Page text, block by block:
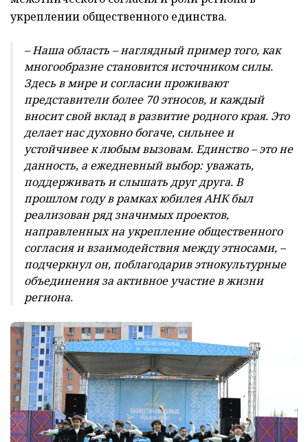
укреплении общественного единства.
– Наша область – наглядный пример того, как
многообразие становится источником силы.
Здесь в мире и согласии проживают
представители более 70 этносов, и каждый
вносит свой вклад в развитие родного края. Это
делает нас духовно богаче, сильнее и
устойчивее к любым вызовам. Единство – это не
данность, а ежедневный выбор: уважать,
поддерживать и слышать друг друга. В
прошлом году в рамках юбилея АНК был
реализован ряд значимых проектов,
направленных на укрепление общественного
согласия и взаимодействия между этносами, –
подчеркнул он, поблагодарив этнокультурные
объединения за активное участие в жизни
региона.